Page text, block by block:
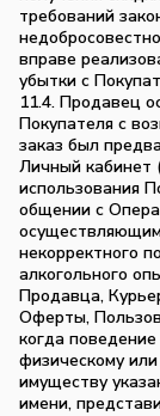
требований
вправе
убытки с
11.4. Продавец
Покупателя с
заказ был
Личный кабинет
использования
общении с
осуществляющим
некорректного
алкогольного
Продавца,
Оферты,
когда
физическому
имуществу
имени,